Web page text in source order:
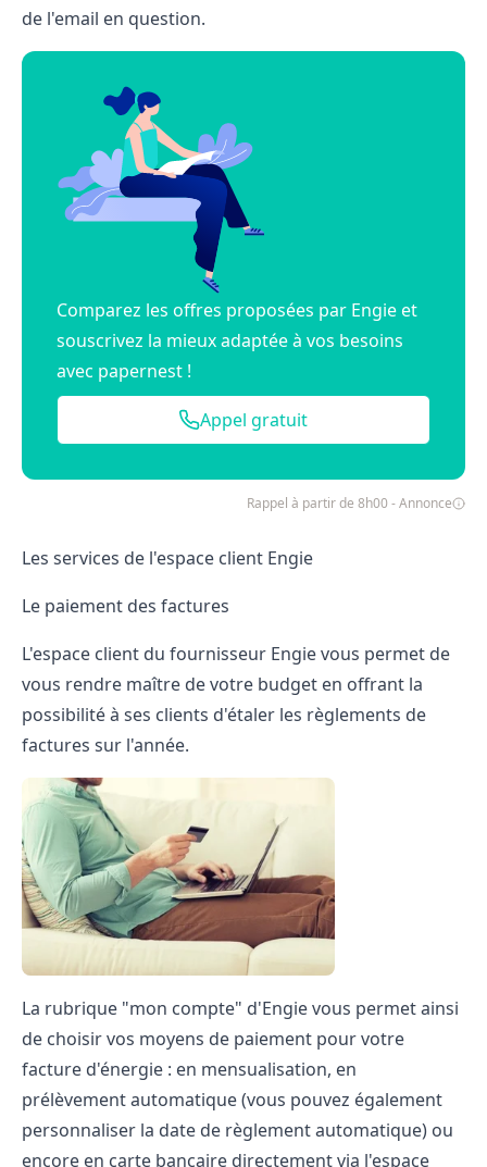
de l'email en question.
Comparez les offres proposées par Engie et
souscrivez la mieux adaptée à vos besoins
avec papernest !
Appel gratuit
Rappel à partir de 8h00 - Annonce
Les services de l'espace client Engie
Le paiement des factures
L'espace client du fournisseur Engie vous permet de
vous rendre maître de votre budget en offrant la
possibilité à ses clients d'étaler les règlements de
factures sur l'année.
La rubrique "mon compte" d'Engie vous permet ainsi
de choisir vos moyens de paiement pour votre
facture d'énergie : en mensualisation, en
prélèvement automatique (vous pouvez également
personnaliser la date de règlement automatique) ou
encore en carte bancaire directement via l'espace